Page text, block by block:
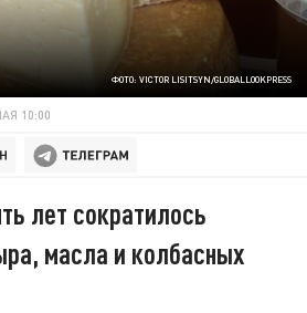
ФОТО: VICTOR LISITSYN/GLOBALLOOKPRESS
10:00
лет сократилось
масла и колбасных